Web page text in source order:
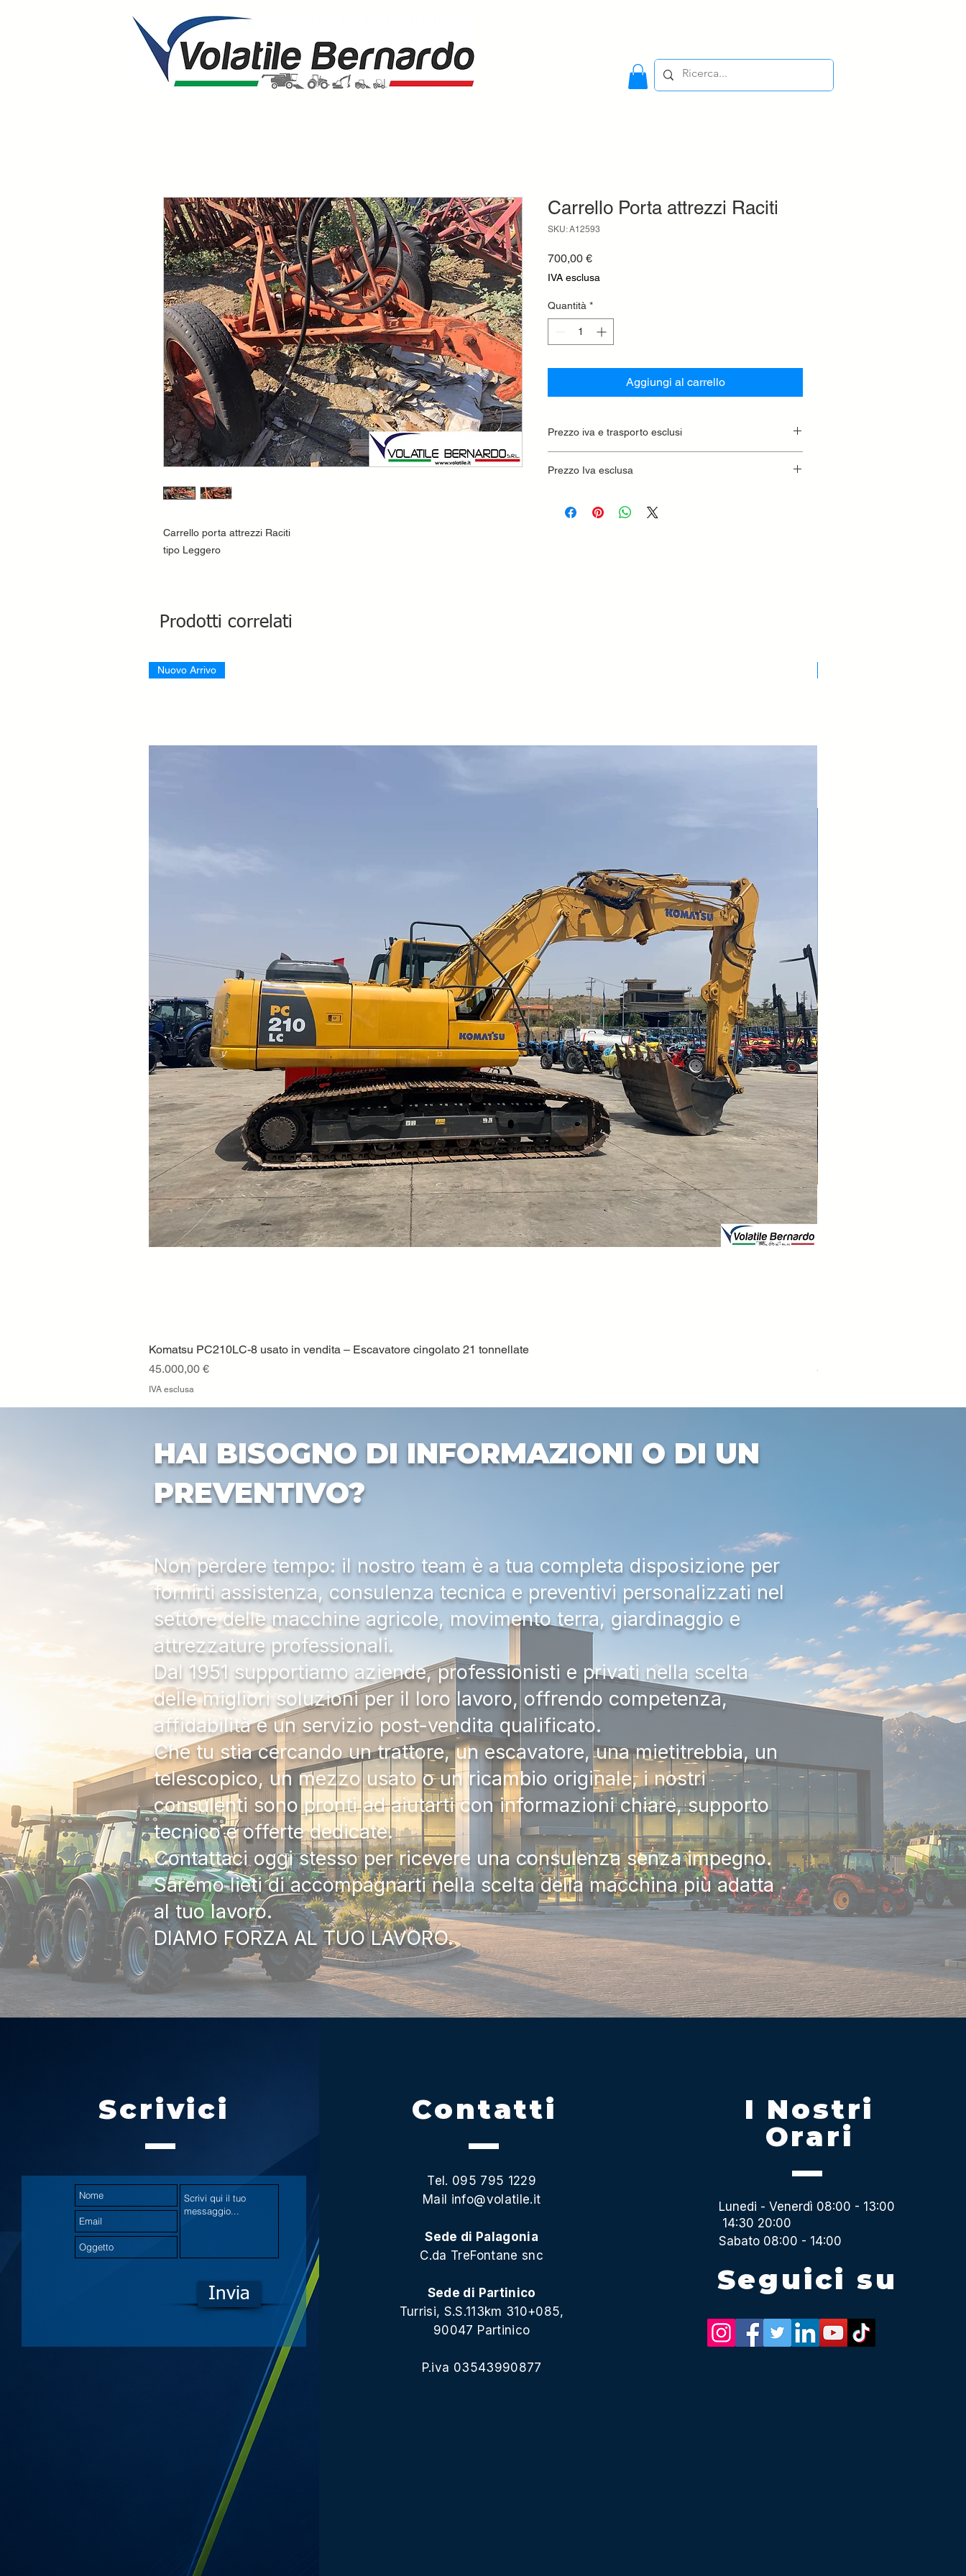
Carrello porta attrezzi Raciti
tipo Leggero
Carrello Porta attrezzi Raciti
SKU: A12593
700,00 €Prezzo
IVA esclusa
Quantità *
Aggiungi al carrello
Prezzo iva e trasporto esclusi
Prezzo Iva esclusa
Prodotti correlati
Vista rapida
Nuovo Arrivo
Komatsu PC210LC-8 usato in vendita – Escavatore cingolato 21 tonnellate
Prezzo
45.000,00 €
IVA esclusa
Prezzo
33.000,00 €
HAI BISOGNO DI INFORMAZIONI O DI UN
PREVENTIVO?
Non perdere tempo: il nostro team è a tua completa disposizione per
fornirti assistenza, consulenza tecnica e preventivi personalizzati nel
settore delle macchine agricole, movimento terra, giardinaggio e
attrezzature professionali.
Dal 1951 supportiamo aziende, professionisti e privati nella scelta
delle migliori soluzioni per il loro lavoro, offrendo competenza,
affidabilità e un servizio post-vendita qualificato.
Che tu stia cercando un trattore, un escavatore, una mietitrebbia, un
telescopico, un mezzo usato o un ricambio originale, i nostri
consulenti sono pronti ad aiutarti con informazioni chiare, supporto
tecnico e offerte dedicate.
Contattaci oggi stesso per ricevere una consulenza senza impegno.
Saremo lieti di accompagnarti nella scelta della macchina più adatta
al tuo lavoro.
DIAMO FORZA AL TUO LAVORO.
Scrivici
Invia
Contatti
Tel. 095 795 1229
Mail info@volatile.it
Sede di Palagonia
C.da TreFontane snc
Sede di Partinico
Turrisi, S.S.113km 310+085,
90047 Partinico
P.iva 03543990877
I Nostri
Orari
Lunedi - Venerdì 08:00 - 13:00
14:30 20:00
Sabato 08:00 - 14:00
Seguici su